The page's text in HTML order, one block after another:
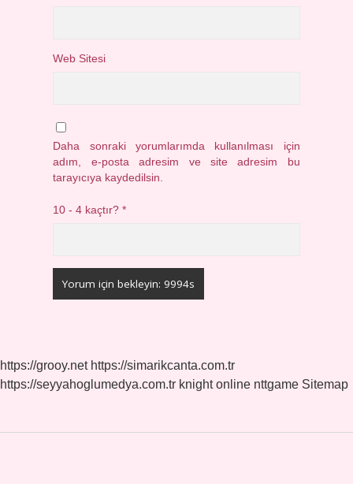
Web Sitesi
Daha sonraki yorumlarımda kullanılması için
adım, e-posta adresim ve site adresim bu
tarayıcıya kaydedilsin.
10 - 4 kaçtır?*
https://grooy.net https://simarikcanta.com.tr
https://seyyahoglumedya.com.tr knight online nttgame Sitemap